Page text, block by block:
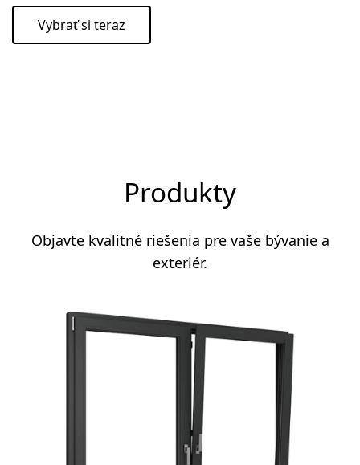
Vybrať si teraz
Produkty
Objavte kvalitné riešenia pre vaše bývanie a
exteriér.